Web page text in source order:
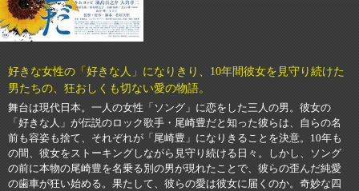
好きな女性の「好きな人」になりきり、10年間彼女を見守り続けた
男たちの、狂おしくも切ない愛の物語。
舞台は現代日本。一人の女性「ソング」に恋をした三人の男。彼女の
「好きな人」が伝説のロック歌手・尾崎豊だと知った彼らは、自らの名
前も容姿も捨て、それぞれが「尾崎豊」になりきることを決意。10年も
の間、彼女をストーキングしながら見守り続ける日々。しかし、ソング
の前に本物の尾崎豊を名乗る別の男が現れたことで、彼らの歪んだ純愛
の歯車が狂い始める。果たして、彼らの愛は彼女に届くのか。奇妙な四